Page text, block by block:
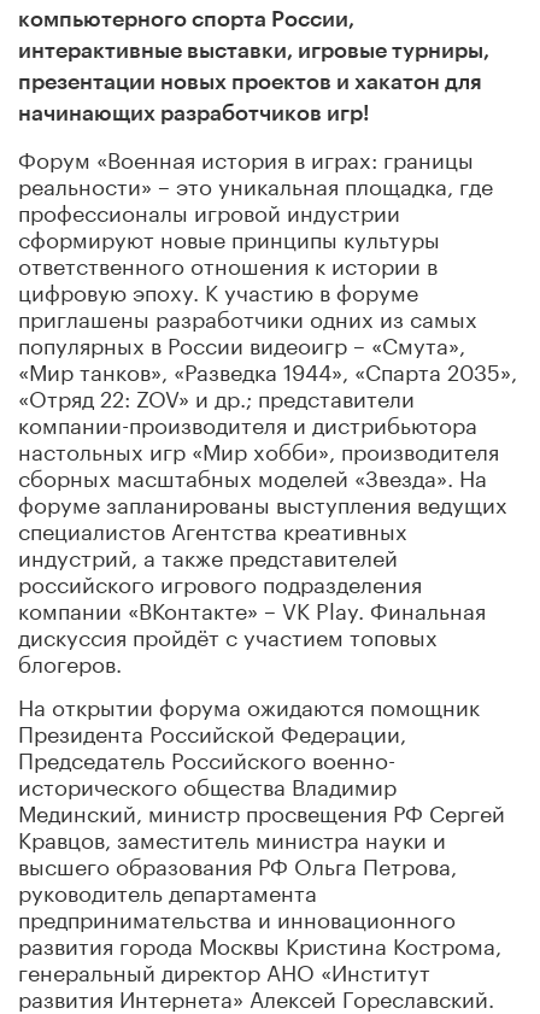
компьютерного спорта России,
интерактивные выставки, игровые турниры,
презентации новых проектов и хакатон для
начинающих разработчиков игр!
Форум «Военная история в играх: границы
реальности» – это уникальная площадка, где
профессионалы игровой индустрии
сформируют новые принципы культуры
ответственного отношения к истории в
цифровую эпоху. К участию в форуме
приглашены разработчики одних из самых
популярных в России видеоигр – «Смута»,
«Мир танков», «Разведка 1944», «Спарта 2035»,
«Отряд 22: ZOV» и др.; представители
компании-производителя и дистрибьютора
настольных игр «Мир хобби», производителя
сборных масштабных моделей «Звезда». На
форуме запланированы выступления ведущих
специалистов Агентства креативных
индустрий, а также представителей
российского игрового подразделения
компании «ВКонтакте» – VK Play. Финальная
дискуссия пройдёт с участием топовых
блогеров.
На открытии форума ожидаются помощник
Президента Российской Федерации,
Председатель Российского военно-
исторического общества Владимир
Мединский, министр просвещения РФ Сергей
Кравцов, заместитель министра науки и
высшего образования РФ Ольга Петрова,
руководитель департамента
предпринимательства и инновационного
развития города Москвы Кристина Кострома,
генеральный директор АНО «Институт
развития Интернета» Алексей Гореславский.